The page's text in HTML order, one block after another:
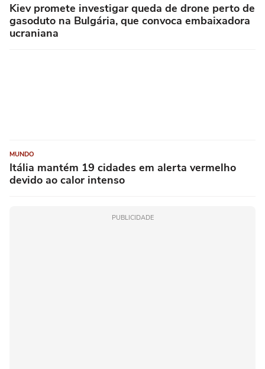
Kiev promete investigar queda de drone perto de
gasoduto na Bulgária, que convoca embaixadora
ucraniana
MUNDO
Itália mantém 19 cidades em alerta vermelho
devido ao calor intenso
PUBLICIDADE